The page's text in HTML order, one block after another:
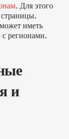
. Для этого
иметь
регионами.
и